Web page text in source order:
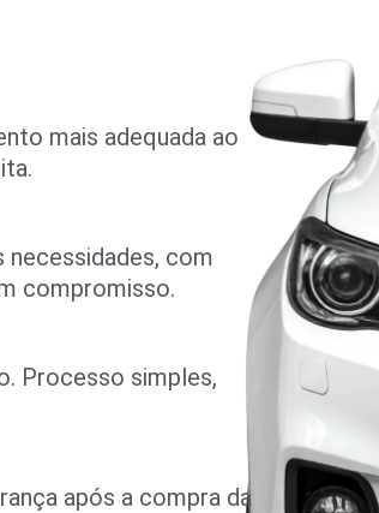
mais adequada ao
necessidades, com
compromisso.
Processo simples,
após a compra da